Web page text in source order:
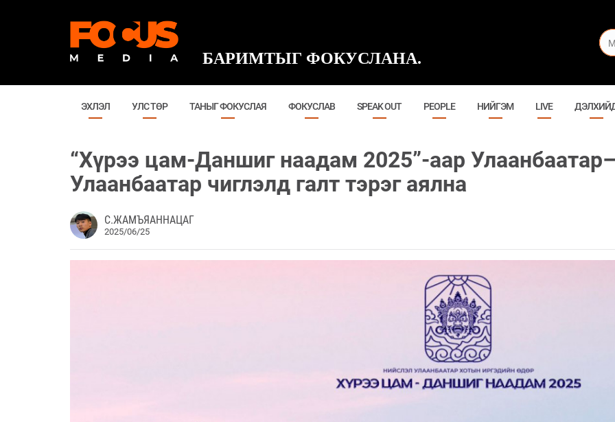
БАРИМТЫГ ФОКУСЛАНА.
ЭХЛЭЛ УЛС ТӨР ТАНЫГ ФОКУСЛАЯ ФОКУСЛАВ SPEAK OUT PEOPLE НИЙГЭМ LIVE
“Хүрээ цам-Даншиг наадам 2025”-аар
Улаанбаатар чиглэлд галт тэрэг аялна
С.ЖАМЪЯАННАЦАГ
2025/06/25